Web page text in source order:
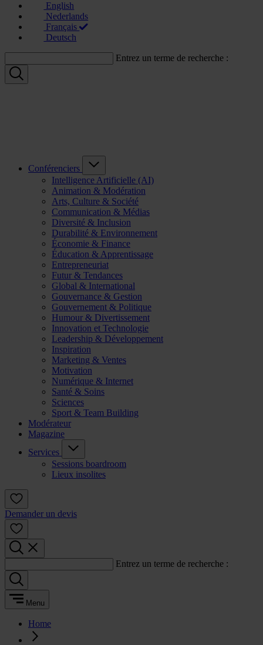
English
Nederlands
Français
Deutsch
Entrez un terme de recherche :
Conférenciers
Intelligence Artificielle (AI)
Animation & Modération
Arts, Culture & Société
Communication & Médias
Diversité & Inclusion
Durabilité & Environnement
Économie & Finance
Éducation & Apprentissage
Entrepreneuriat
Futur & Tendances
Global & International
Gouvernance & Gestion
Gouvernement & Politique
Humour & Divertissement
Innovation et Technologie
Leadership & Développement
Inspiration
Marketing & Ventes
Motivation
Numérique & Internet
Santé & Soins
Sciences
Sport & Team Building
Modérateur
Magazine
Services
Sessions boardroom
Lieux insolites
Demander un devis
Entrez un terme de recherche :
Menu
Home